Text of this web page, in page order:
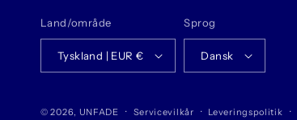
Land/område
Tyskland | EUR €
Sprog
Dansk
© 2026, UNFADE Servicevilkår Leveringspolitik